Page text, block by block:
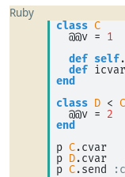
Ruby
class C
  @@v
=
1
def self
def
end
class
D <
C
  @@v
=
2
end
p C.cvar
p
D.cvar
p C.send